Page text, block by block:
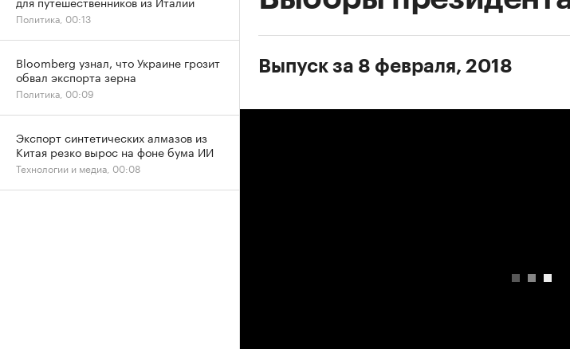
Выпуск за 8 февраля, 2018
Политика, 00:13
Bloomberg узнал, что Украине грозит
обвал экспорта зерна
Политика, 00:09
Экспорт синтетических алмазов из
Китая резко вырос на фоне бума ИИ
Технологии и медиа, 00:08